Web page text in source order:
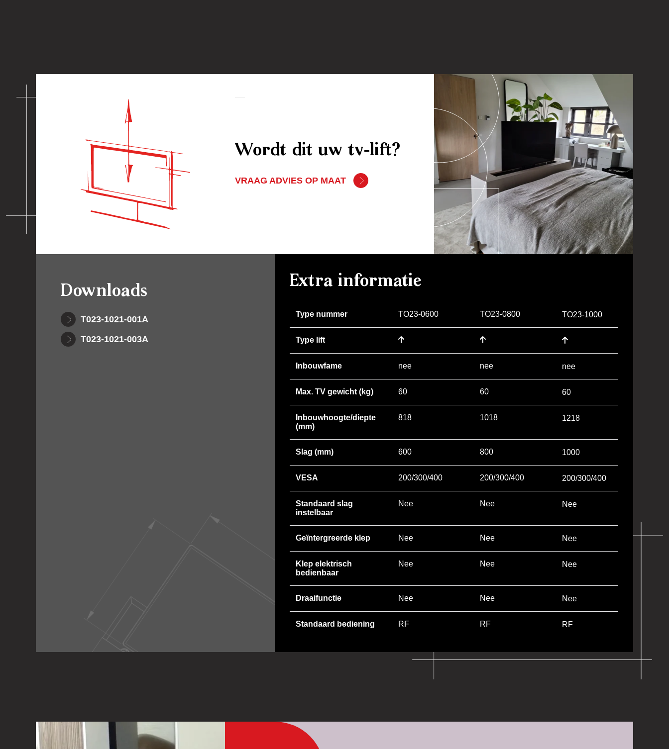
Wordt dit uw tv-lift?
VRAAG ADVIES OP MAAT
Downloads
T023-1021-001A
T023-1021-003A
Extra informatie
Type nummer TO23-0600 TO23-0800 TO23-1000
Type lift
Inbouwfame nee nee nee
Max. TV gewicht (kg) 60 60 60
Inbouwhoogte/diepte
(mm)
818 1018 1218
Slag (mm) 600 800 1000
VESA 200/300/400 200/300/400 200/300/400
Standaard slag
instelbaar
Nee Nee Nee
Geïntergreerde klep Nee Nee Nee
Klep elektrisch
bedienbaar
Nee Nee Nee
Draaifunctie Nee Nee Nee
Standaard bediening RF RF RF